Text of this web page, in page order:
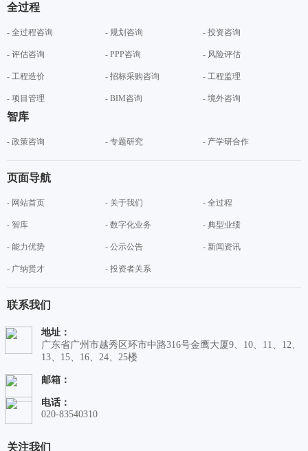
全过程
- 全过程咨询 - 规划咨询 - 投资咨询
- 评估咨询 - PPP咨询 - 风险评估
- 工程造价 - 招标采购咨询 - 工程监理
- 项目管理 - BIM咨询 - 境外咨询
智库
- 政策咨询 - 专题研究 - 产学研合作
页面导航
- 网站首页 - 关于我们 - 全过程
- 智库 - 数字化业务 - 典型业绩
- 能力优势 - 公示公告 - 新闻资讯
- 广纳贤才 - 投资者关系
联系我们
地址：
广东省广州市越秀区环市中路316号金鹰大厦9、10、11、12、
13、15、16、24、25楼
邮箱：
电话：
020-83540310
关注我们